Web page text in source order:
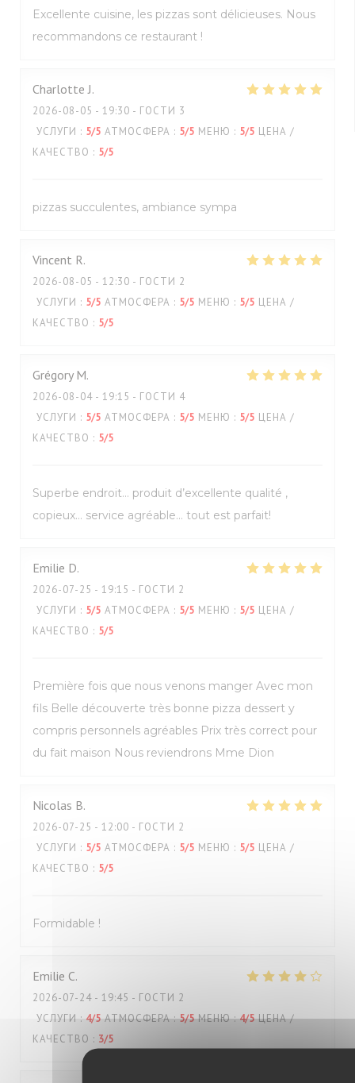
Excellente cuisine, les pizzas sont délicieuses. Nous
recommandons ce restaurant !
Charlotte J
2026-08-05 - 19:30 - ГОСТИ 3
УСЛУГИ : 5/5 АТМОСФЕРА : 5/5 МЕНЮ : 5/5 ЦЕНА /
КАЧЕСТВО : 5/5
pizzas succulentes, ambiance sympa
Vincent R
2026-08-05 - 12:30 - ГОСТИ 2
УСЛУГИ : 5/5 АТМОСФЕРА : 5/5 МЕНЮ : 5/5 ЦЕНА /
КАЧЕСТВО : 5/5
Grégory M
2026-08-04 - 19:15 - ГОСТИ 4
УСЛУГИ : 5/5 АТМОСФЕРА : 5/5 МЕНЮ : 5/5 ЦЕНА /
КАЧЕСТВО : 5/5
Superbe endroit… produit d’excellente qualité ,
copieux… service agréable… tout est parfait!
Emilie D
2026-07-25 - 19:15 - ГОСТИ 2
УСЛУГИ : 5/5 АТМОСФЕРА : 5/5 МЕНЮ : 5/5 ЦЕНА /
КАЧЕСТВО : 5/5
Première fois que nous venons manger Avec mon
fils Belle découverte très bonne pizza dessert y
compris personnels agréables Prix très correct pour
du fait maison Nous reviendrons Mme Dion
Nicolas B
2026-07-25 - 12:00 - ГОСТИ 2
УСЛУГИ : 5/5 АТМОСФЕРА : 5/5 МЕНЮ : 5/5 ЦЕНА /
КАЧЕСТВО : 5/5
Formidable !
Emilie C
2026-07-24 - 19:45 - ГОСТИ 2
УСЛУГИ : 4/5 АТМОСФЕРА: 5/5 МЕНЮ: 4/5 ЦЕНА /
КАЧЕСТВО : 3/5